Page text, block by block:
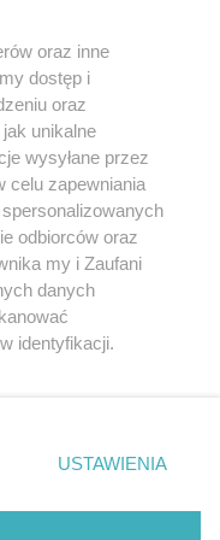
miały dużej
ale niosły ze
znaczenie i
o Nadawcy
Szukaj
oraz inne
dostęp i
oraz
unikalne
wysyłane przez
celu zapewniania
odbiorców oraz
my i Zaufani
danych
identyfikacji.
prywatności
strony
. Niektóre
się takiemu
USTAWIENIA